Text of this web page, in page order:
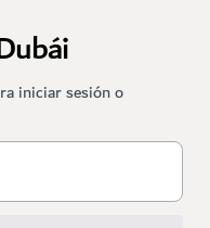
iniciar sesión o